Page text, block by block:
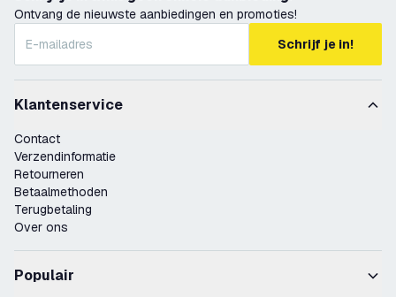
Ontvang de nieuwste aanbiedingen en promoties!
Schrijf je in!
Klantenservice
Contact
Verzendinformatie
Retourneren
Betaalmethoden
Terugbetaling
Over ons
Populair